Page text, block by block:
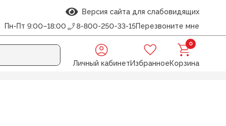
Версия сайта для слабовидящих
Пн-Пт 9:00–18:00 8-800-250-33-15Перезвоните мне
Личный кабинетИзбранное
0
Корзина
20см СТАММ